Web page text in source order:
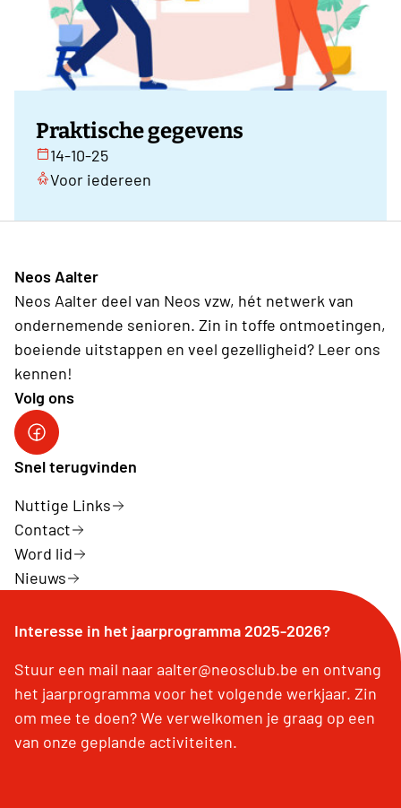
Praktische gegevens
14-10-25
Voor iedereen
Neos Aalter
Neos Aalter deel van Neos vzw, hét netwerk van
ondernemende senioren. Zin in toffe ontmoetingen,
boeiende uitstappen en veel gezelligheid? Leer ons
kennen!
Volg ons
Link naar Neos Aalter Facebook
Snel terugvinden
Nuttige Links
Contact
Word lid
Nieuws
Interesse in het jaarprogramma 2025-2026?
Stuur een mail naar aalter@neosclub.be en ontvang
het jaarprogramma voor het volgende werkjaar. Zin
om mee te doen? We verwelkomen je graag op een
van onze geplande activiteiten.